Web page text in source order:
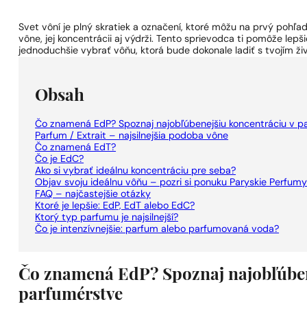
Svet vôní je plný skratiek a označení, ktoré môžu na prvý
vône, jej koncentrácii aj výdrži. Tento sprievodca ti pomôže
jednoduchšie vybrať vôňu, ktorá bude dokonale ladiť s tvojím
Obsah
Čo znamená EdP? Spoznaj najobľúbenejšiu koncentráciu v
Parfum / Extrait – najsilnejšia podoba vône
Čo znamená EdT?
Čo je EdC?
Ako si vybrať ideálnu koncentráciu pre seba?
Objav svoju ideálnu vôňu – pozri si ponuku Paryskie Perfumy
FAQ – najčastejšie otázky
Ktoré je lepšie: EdP, EdT alebo EdC?
Ktorý typ parfumu je najsilnejší?
Čo je intenzívnejšie: parfum alebo parfumovaná voda?
Čo znamená EdP? Spoznaj
parfumérstve